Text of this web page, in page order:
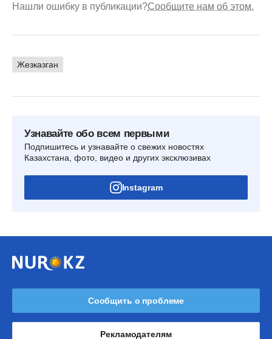
Нашли ошибку в публикации?Сообщите нам об этом.
Жезказган
Узнавайте обо всем первыми
Подпишитесь и узнавайте о свежих новостях
Казахстана, фото, видео и других эксклюзивах
Instagram
Сообщить о проблеме
Рекламодателям